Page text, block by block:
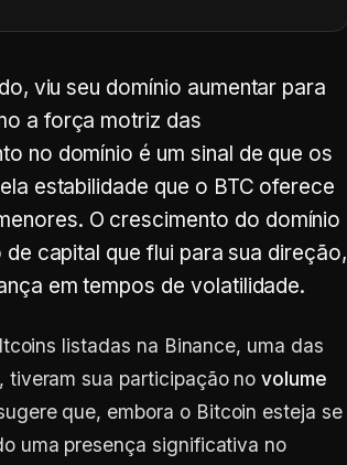
viu seu domínio aumentar para
a força motriz das
no domínio é um sinal de que os
estabilidade que o BTC oferece
O crescimento do domínio
capital que flui para sua direção,
em tempos de volatilidade.
listadas na Binance, uma das
tiveram sua participação novolume
que, embora o Bitcoin esteja se
uma presença significativa no